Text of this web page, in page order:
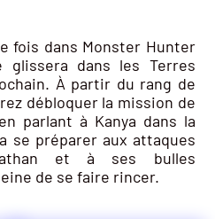
fois dans Monster Hunter
glissera dans les Terres
À partir du rang de
débloquer la mission de
parlant à Kanya dans la
se préparer aux attaques
et à ses bulles
de se faire rincer.